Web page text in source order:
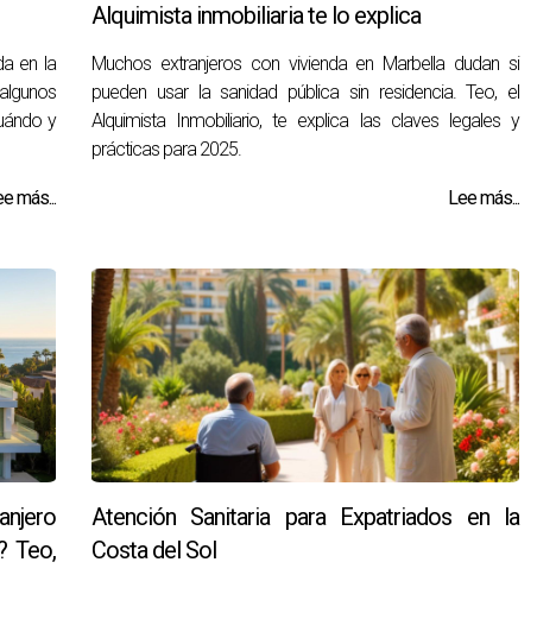
en la
y
más...
Alquimista inmobiliaria te lo explica
Muchos extranjeros con vivienda en Marbella dudan si
pueden usar la sanidad pública sin residencia. Teo, el
Alquimista Inmobiliario, te explica las claves legales y
prácticas para 2025.
Lee más...
Teo,
Atención Sanitaria para Expatriados en la
Costa del Sol